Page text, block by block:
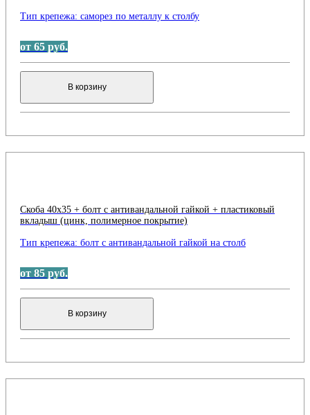
Тип крепежа: саморез по металлу к столбу
от 65 руб.
В корзину
Скоба 40х35 + болт с антивандальной гайкой + пластиковый
вкладыш (цинк, полимерное покрытие)
Тип крепежа: болт с антивандальной гайкой на столб
от 85 руб.
В корзину